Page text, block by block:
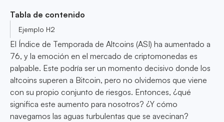
Tabla de contenido
Ejemplo H2
El Índice de Temporada de Altcoins (ASI) ha aumentado a
76, y la emoción en el mercado de criptomonedas es
palpable. Este podría ser un momento decisivo donde los
altcoins superen a Bitcoin, pero no olvidemos que viene
con su propio conjunto de riesgos. Entonces, ¿qué
significa este aumento para nosotros? ¿Y cómo
navegamos las aguas turbulentas que se avecinan?